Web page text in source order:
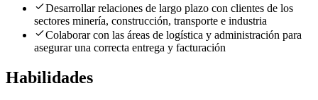
Desarrollar relaciones de largo plazo con clientes de los
sectores minería, construcción, transporte e industria
Colaborar con las áreas de logística y administración para
asegurar una correcta entrega y facturación
Habilidades